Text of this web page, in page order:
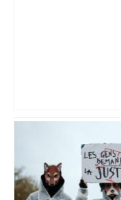
Capilla en bleu
temps encore ?
aguets –